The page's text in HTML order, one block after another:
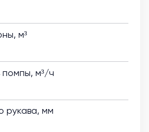
м³
помпы, м³/ч
рукава, мм